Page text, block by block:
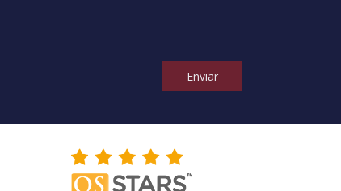
Enviar